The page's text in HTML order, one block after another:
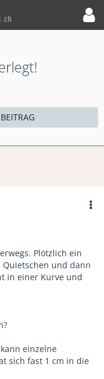
Plötzlich ein
und dann
in einer Kurve und
einzelne
sich fast 1 cm in die